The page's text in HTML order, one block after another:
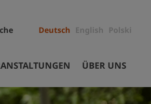
Deutsch English Polski
ÜBER UNS
Mitarbeiter